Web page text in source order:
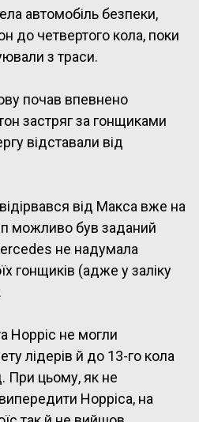
автомобіль безпеки,
до четвертого кола, поки
з траси.
почав впевнено
застряг за гонщиками
відставали від
від Макса вже на
можливо був заданий
не надумала
гонщиків (адже у заліку
Норріс не могли
лідерів й до 13-го кола
При цьому, як не
Норріса, на